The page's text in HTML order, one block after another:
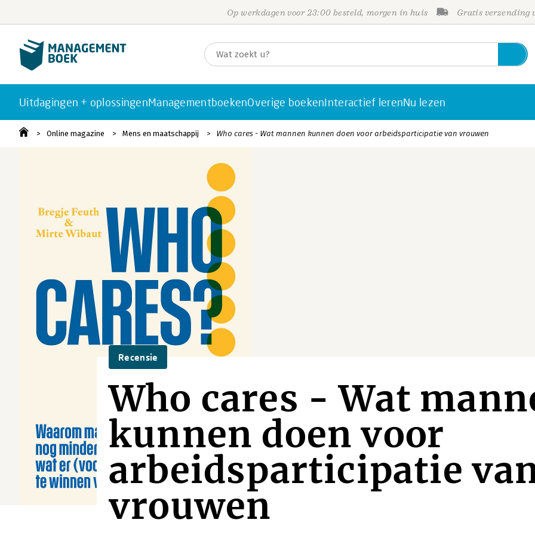
Op werkdagen voor 23:00 besteld, morgen in huis Gratis verzending
Uitdagingen + oplossingenManagementboekenOverige boekenInteractief lerenNu lezen
Online magazine Mens en maatschappij Who cares - Wat mannen kunnen doen voor arbeidsparticipatie van vrouwen
Recensie
Who cares - Wat
kunnen doen voor
arbeidsparticipatie
vrouwen